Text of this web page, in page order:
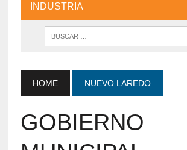
INDUSTRIA
HOME NUEVO LAREDO
GOBIERNO